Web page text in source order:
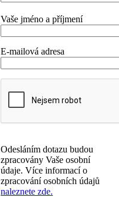
Vaše jméno a příjmení
E-mailová adresa
Odesláním dotazu budou
zpracovány Vaše osobní
údaje. Více informací o
zpracování osobních údajů
naleznete zde.